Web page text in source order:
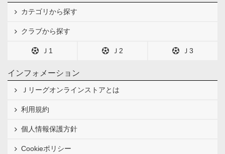
カテゴリから探す
クラブから探す
Ｊ1 Ｊ2 Ｊ3
インフォメーション
Ｊリーグオンラインストアとは
利用規約
個人情報保護方針
Cookieポリシー